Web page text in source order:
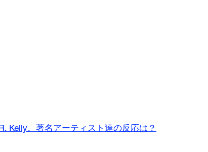
Kelly。著名アーティスト達の反応は？